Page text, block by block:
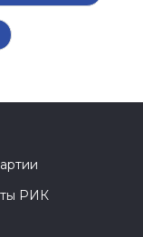
РИК